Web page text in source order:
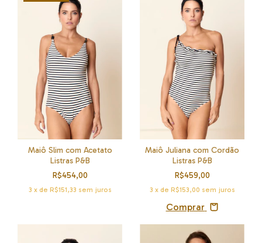
Maiô Slim com Acetato
Listras P&B
R$454,00
3 x de R$151,33 sem juros
Maiô Juliana com Cordão
Listras P&B
R$459,00
3 x de R$153,00 sem juros
Comprar